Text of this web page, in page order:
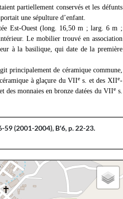
partiellement conservés et les défunts
une sépulture d’enfant.
Est-Ouest (long. 16,50 m ; larg. 6 m ;
Le mobilier trouvé en association
à la basilique, qui date de la première
principalement de céramique commune,
à glaçure du VIIe s. et des XIIe-
des monnaies en bronze datées du VIIes.
59 (2001-2004), B'6, p. 22-23.